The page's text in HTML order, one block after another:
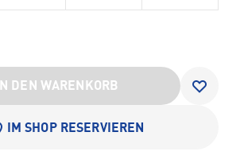
IN DEN WARENKORB
IM SHOP RESERVIEREN